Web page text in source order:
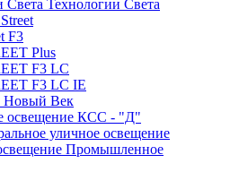
Технологии Света
F3
Plus
F3 LC
F3 LC IE
Новый Век
освещение КСС - "Д"
уличное освещение
Промышленное